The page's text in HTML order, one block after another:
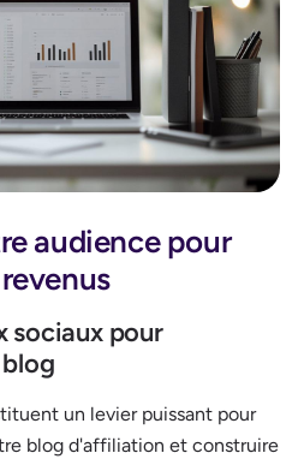
audience pour
sociaux pour
un levier puissant pour
blog d'affiliation et construire